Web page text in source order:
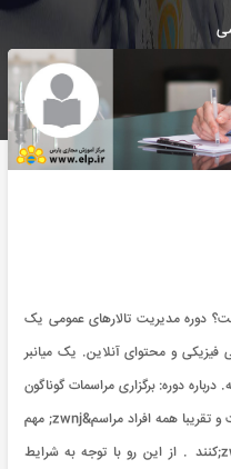
دوره مدیریت تالارهای عمومی یک
و محتوای آنلاین. یک میانبر
دوره: برگزاری مراسمات گوناگون
در تالارهای پذیرایی امروزه بسیار باب شده است و تقریبا همه افراد مراسم&zwnj; مهم
زندگیشان را در این مکان ها برگزار می&zwnj;کنند . از این رو با توجه به شرایط